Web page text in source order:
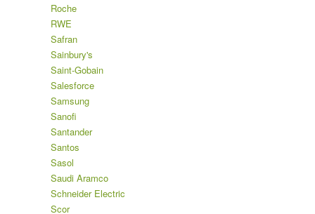
Roche
RWE
Safran
Sainbury's
Saint-Gobain
Salesforce
Samsung
Sanofi
Santander
Santos
Sasol
Saudi Aramco
Schneider Electric
Scor